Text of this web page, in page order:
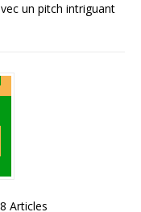
un pitch intriguant
Articles